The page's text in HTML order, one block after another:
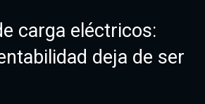
carga eléctricos:
deja de ser